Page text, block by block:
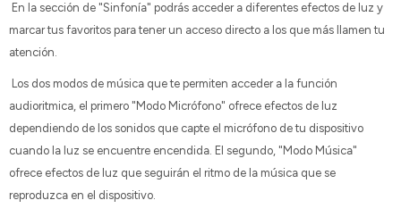
En la sección de "Sinfonía" podrás acceder a diferentes efectos de luz y
marcar tus favoritos para tener un acceso directo a los que más llamen tu
atención.
Los dos modos de música que te permiten acceder a la función
audioritmica, el primero "Modo Micrófono" ofrece efectos de luz
dependiendo de los sonidos que capte el micrófono de tu dispositivo
cuando la luz se encuentre encendida. El segundo, "Modo Música"
ofrece efectos de luz que seguirán el ritmo de la música que se
reproduzca en el dispositivo.